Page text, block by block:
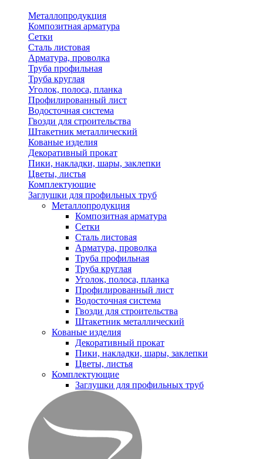
Металлопродукция
Композитная арматура
Сетки
Сталь листовая
Арматура, проволка
Труба профильная
Труба круглая
Уголок, полоса, планка
Профилированный лист
Водосточная система
Гвозди для строительства
Штакетник металлический
Кованые изделия
Декоративный прокат
Пики, накладки, шары, заклепки
Цветы, листья
Комплектующие
Заглушки для профильных труб
Металлопродукция
Композитная арматура
Сетки
Сталь листовая
Арматура, проволка
Труба профильная
Труба круглая
Уголок, полоса, планка
Профилированный лист
Водосточная система
Гвозди для строительства
Штакетник металлический
Кованые изделия
Декоративный прокат
Пики, накладки, шары, заклепки
Цветы, листья
Комплектующие
Заглушки для профильных труб